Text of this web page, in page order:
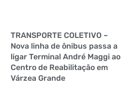
TRANSPORTE COLETIVO –
Nova linha de ônibus passa a
ligar Terminal André Maggi ao
Centro de Reabilitação em
Várzea Grande